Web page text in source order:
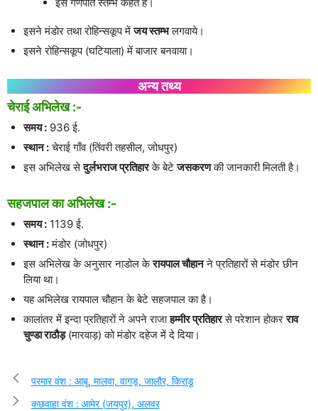
इसने मंडोर तथा रोहिन्सकूप मेंजय स्तम्भलगवाये।
इसने रोहिन्सकूप (घटियाला) में बाजार बनवाया।
अन्य तथ्य
चेराई अभिलेख :-
समय :936 ई.
स्थान :चेराई गाँव (तिंवरी तहसील, जोधपुर)
इस अभिलेख सेदुर्लभराज प्रतिहारके बेटेजसकरणकी जानकारी मिलती है।
सहजपाल का अभिलेख :-
समय :1139 ई.
स्थान :मंडोर (जोधपुर)
इस अभिलेख के अनुसार नाडोल केरायपाल चौहानने प्रतिहारों से मंडोर छीन
लिया था।
यह अभिलेख रायपाल चौहान के बेटे सहजपाल का है।
कालांतर में इन्दा प्रतिहारों ने अपने राजाहम्मीर प्रतिहारसे परेशान होकरराव
चुण्डा राठौड़(मारवाड़) को मंडोर दहेज में दे दिया।
परमार वंश : आबू, मालवा, वागड़, जालौर, किराडू
कछवाहा वंश : आमेर (जयपुर), अलवर